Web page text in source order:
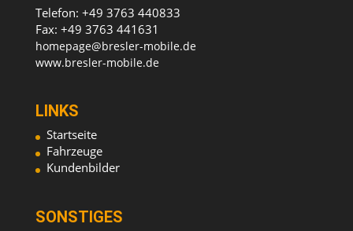
Telefon: +49 3763 440833
Fax: +49 3763 441631
homepage@bresler-mobile.de
www.bresler-mobile.de
LINKS
Startseite
Fahrzeuge
Kundenbilder
SONSTIGES